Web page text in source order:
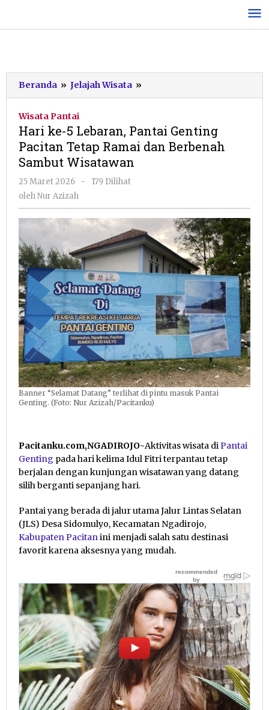
konten
Beranda » Jelajah Wisata »
ke-
Pantai
Genting
Berbenah
Sambut
Wisatawan
Wisata Pantai
Hari ke-5 Lebaran, Pantai Genting
Pacitan Tetap Ramai dan Berbenah
Sambut Wisatawan
25 Maret 2026
oleh
-
179 Dilihat
olehNur Azizah
Banner “Selamat Datang” terlihat di pintu masuk Pantai
Genting. (Foto: Nur Azizah/Pacitanku)
Pacitanku.com,NGADIROJO-Aktivitas wisata diPantai
Genting pada hari kelima Idul Fitri terpantau tetap
berjalan dengan kunjungan wisatawan yang datang
silih berganti sepanjang hari.
Pantai yang berada di jalur utama Jalur Lintas Selatan
(JLS) Desa Sidomulyo, Kecamatan Ngadirojo,
Kabupaten Pacitanini menjadi salah satu destinasi
favorit karena aksesnya yang mudah.